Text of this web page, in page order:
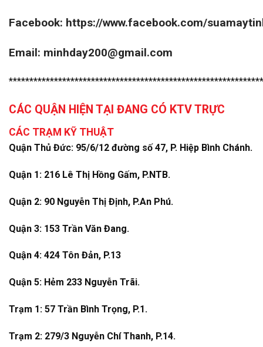
Facebook: https://www.facebook.com/
Email: minhday200@gmail.com
CÁC QUẬN HIỆN TẠI ĐANG CÓ KTV TRỰC
CÁC TRẠM KỸ THUẬT
Quận Thủ Đức: 95/6/12 đường số 47, P. Hiệp Bình Chánh.
Quận 1: 216 Lê Thị Hồng Gấm, P.NTB.
Quận 2: 90 Nguyễn Thị Định, P.An Phú.
Quận 3: 153 Trần Văn Đang.
Quận 4: 424 Tôn Đản, P.13
Quận 5: Hẻm 233 Nguyễn Trãi.
Trạm 1: 57 Trần Bình Trọng, P.1.
Trạm 2: 279/3 Nguyễn Chí Thanh, P.14.